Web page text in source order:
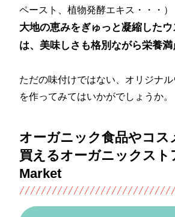
ペースト、植物発酵エキス・・・）
大地の恵みをぎゅっと凝縮した
は、美味しさも格別ながら栄養満
ただの味付けではない、オリジナ
を作ってみてはいかがでしょうか。
オーガニック食品やコス
買えるオーガニックスト
Market